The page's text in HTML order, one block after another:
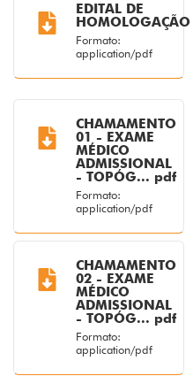
EDITAL DE
HOMOLOGAÇÃO
Formato:
application/pdf
CHAMAMENTO
01 - EXAME
MÉDICO
ADMISSIONAL
- TOPÓG... pdf
Formato:
application/pdf
CHAMAMENTO
02 - EXAME
MÉDICO
ADMISSIONAL
- TOPÓG... pdf
Formato:
application/pdf